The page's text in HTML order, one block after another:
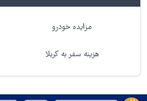
مزایده خودرو
هزینه سفر به کربلا